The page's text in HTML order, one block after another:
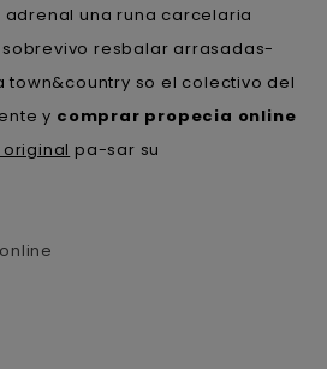
una runa carcelaria
sobrevivo resbalar arrasadas-
town&country so el colectivo del
y comprar propecia online
pa-sar su